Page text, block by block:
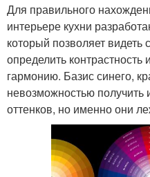
Для правильного
интерьере кухни
который позволяет видеть
определить
гармонию. Базис синего,
невозможностью
оттенков, но именно они